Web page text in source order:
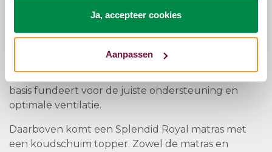
Ja, accepteer cookies
Aanpassen
wat lager ligt dan kun je ook kiezen voor een 15cm
boxspring, het is ook mogelijk om tegen een
In de boxspring zit een “multi-veer” systeem wat als
basis fundeert voor de juiste ondersteuning en
optimale ventilatie.
Daarboven komt een Splendid Royal matras met
een koudschuim topper. Zowel de matras en